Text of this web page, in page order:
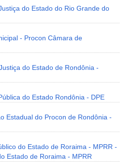
do Estado do Rio Grande do
- Procon Câmara de
do Estado de Rondônia -
do Estado Rondônia - DPE
Estadual do Procon de Rondônia -
do Estado de Roraima - MPRR -
Estado de Roraima - MPRR